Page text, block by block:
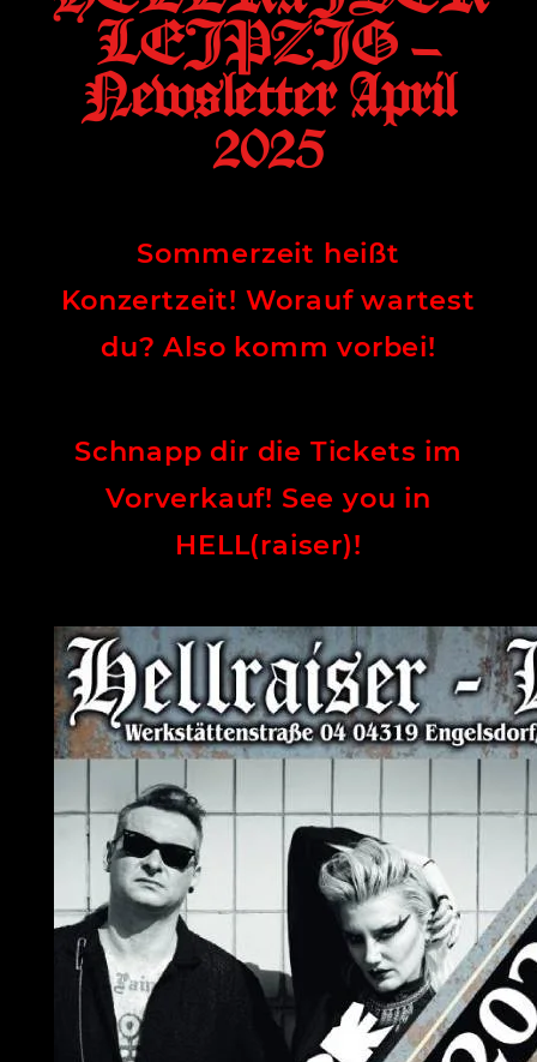
LEIPZIG –
Newsletter April
2025
Sommerzeit heißt
Konzertzeit! Worauf wartest
du? Also komm vorbei!
Schnapp dir die Tickets im
Vorverkauf! See you in
HELL(raiser)!